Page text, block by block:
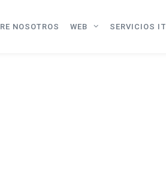
NOSOTROS WEB SERVICIOS IT